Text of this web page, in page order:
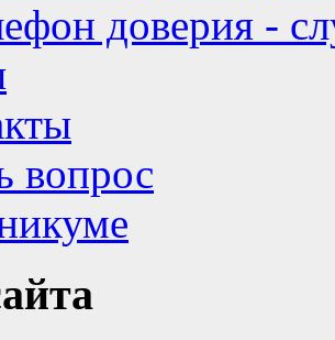
доверия -
вопрос